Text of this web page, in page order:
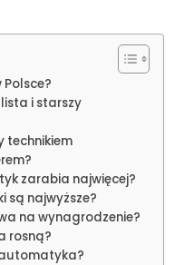
i starszy
technikiem
zarabia najwięcej?
są najwyższe?
na wynagrodzenie?
rosną?